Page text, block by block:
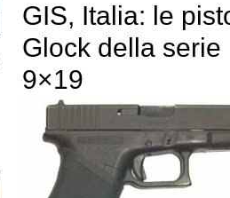
GIS, Italia: le
Glock della serie
9×19